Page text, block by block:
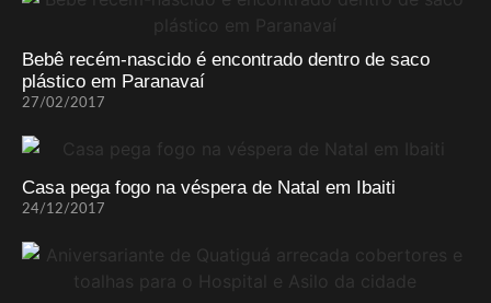
Bebê recém-nascido é encontrado dentro de saco
plástico em Paranavaí
27/02/2017
Casa pega fogo na véspera de Natal em Ibaiti
24/12/2017